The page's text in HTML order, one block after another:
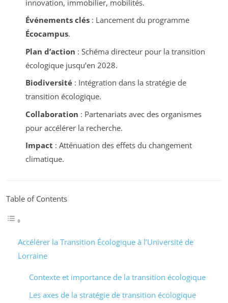
innovation, immobilier, mobilités.
Événements clés: Lancement du programme
Écocampus.
Plan d’action : Schéma directeur pour la transition
écologique jusqu’en 2028.
Biodiversité: Intégration dans la stratégie de
transition écologique.
Collaboration : Partenariats avec des organismes
pour accélérer la recherche.
Impact : Atténuation des effets du changement
climatique.
Table of Contents
Accélérer la Transition Écologique à l’Université de
Lorraine
Contexte et importance de la transition écologique
Les axes de la stratégie de transition écologique